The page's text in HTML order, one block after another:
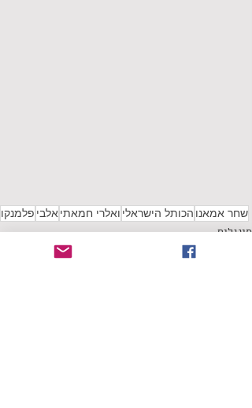
שחר אמאנו הכותל הישראלי ואלרי חמאתי אלבי פלמנקו
סינגלים